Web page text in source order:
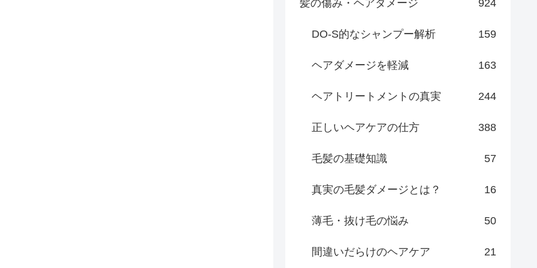
髪の傷み・ヘアダメージ 924
DO-S的なシャンプー解析 159
ヘアダメージを軽減 163
ヘアトリートメントの真実 244
正しいヘアケアの仕方 388
毛髪の基礎知識 57
真実の毛髪ダメージとは？ 16
薄毛・抜け毛の悩み 50
間違いだらけのヘアケア 21